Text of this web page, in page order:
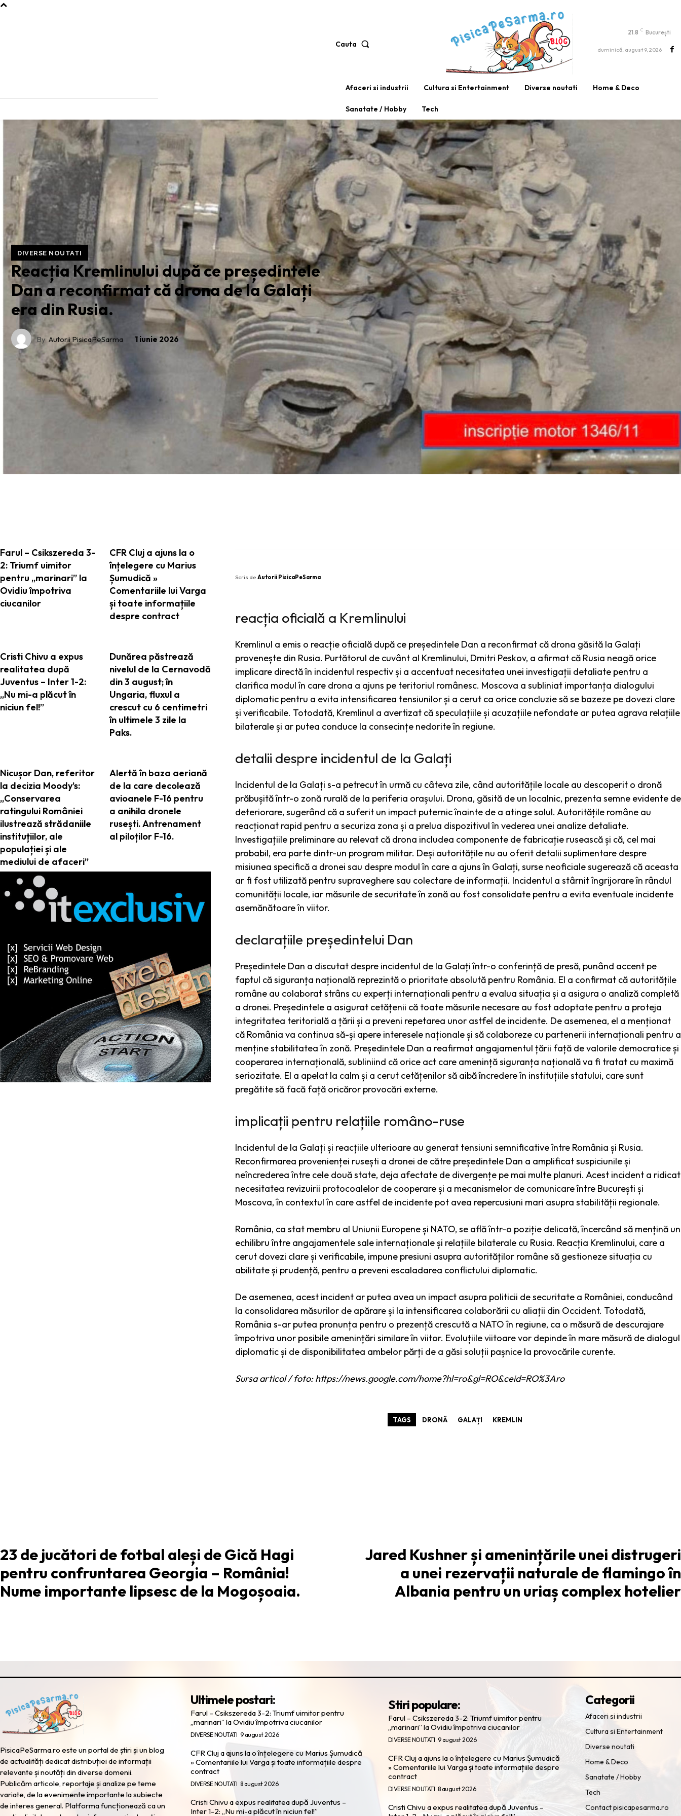
Cauta
21.8 C București
duminică, august 9, 2026
Afaceri si industrii Cultura si Entertainment Diverse noutati Home & Deco
Sanatate / Hobby Tech
DIVERSE NOUTATI
Reacția Kremlinului după ce președintele
Dan a reconfirmat că drona de la Galați
era din Rusia.
By Autorii PisicaPeSarma 1 iunie 2026
Farul – Csikszereda 3-
2: Triumf uimitor
pentru „marinari” la
Ovidiu împotriva
ciucanilor
CFR Cluj a ajuns la o
înțelegere cu Marius
Șumudică »
Comentariile lui Varga
și toate informațiile
despre contract
Cristi Chivu a expus
realitatea după
Juventus – Inter 1-2:
„Nu mi-a plăcut în
niciun fel!”
Dunărea păstrează
nivelul de la Cernavodă
din 3 august; în
Ungaria, fluxul a
crescut cu 6 centimetri
în ultimele 3 zile la
Paks.
Nicușor Dan, referitor
la decizia Moody’s:
„Conservarea
ratingului României
ilustrează strădaniile
instituțiilor, ale
populației și ale
mediului de afaceri”
Alertă în baza aeriană
de la care decolează
avioanele F-16 pentru
a anihila dronele
rusești. Antrenament
al piloților F-16.
Scris de Autorii PisicaPeSarma
reacția oficială a Kremlinului
Kremlinul a emis o reacție oficială după ce președintele Dan a reconfirmat că drona găsită la Galați
provenește din Rusia. Purtătorul de cuvânt al Kremlinului, Dmitri Peskov, a afirmat că Rusia neagă orice
implicare directă în incidentul respectiv și a accentuat necesitatea unei investigații detaliate pentru a
clarifica modul în care drona a ajuns pe teritoriul românesc. Moscova a subliniat importanța dialogului
diplomatic pentru a evita intensificarea tensiunilor și a cerut ca orice concluzie să se bazeze pe dovezi clare
și verificabile. Totodată, Kremlinul a avertizat că speculațiile și acuzațiile nefondate ar putea agrava relațiile
bilaterale și ar putea conduce la consecințe nedorite în regiune.
detalii despre incidentul de la Galați
Incidentul de la Galați s-a petrecut în urmă cu câteva zile, când autoritățile locale au descoperit o dronă
prăbușită într-o zonă rurală de la periferia orașului. Drona, găsită de un localnic, prezenta semne evidente de
deteriorare, sugerând că a suferit un impact puternic înainte de a atinge solul. Autoritățile române au
reacționat rapid pentru a securiza zona și a prelua dispozitivul în vederea unei analize detaliate.
Investigațiile preliminare au relevat că drona includea componente de fabricație rusească și că, cel mai
probabil, era parte dintr-un program militar. Deși autoritățile nu au oferit detalii suplimentare despre
misiunea specifică a dronei sau despre modul în care a ajuns în Galați, surse neoficiale sugerează că aceasta
ar fi fost utilizată pentru supraveghere sau colectare de informații. Incidentul a stârnit îngrijorare în rândul
comunității locale, iar măsurile de securitate în zonă au fost consolidate pentru a evita eventuale incidente
asemănătoare în viitor.
declarațiile președintelui Dan
Președintele Dan a discutat despre incidentul de la Galați într-o conferință de presă, punând accent pe
faptul că siguranța națională reprezintă o prioritate absolută pentru România. El a confirmat că autoritățile
române au colaborat strâns cu experți internaționali pentru a evalua situația și a asigura o analiză completă
a dronei. Președintele a asigurat cetățenii că toate măsurile necesare au fost adoptate pentru a proteja
integritatea teritorială a țării și a preveni repetarea unor astfel de incidente. De asemenea, el a menționat
că România va continua să-și apere interesele naționale și să colaboreze cu partenerii internaționali pentru a
menține stabilitatea în zonă. Președintele Dan a reafirmat angajamentul țării față de valorile democratice și
cooperarea internațională, subliniind că orice act care amenință siguranța națională va fi tratat cu maximă
seriozitate. El a apelat la calm și a cerut cetățenilor să aibă încredere în instituțiile statului, care sunt
pregătite să facă față oricăror provocări externe.
implicații pentru relațiile româno-ruse
Incidentul de la Galați și reacțiile ulterioare au generat tensiuni semnificative între România și Rusia.
Reconfirmarea provenienței rusești a dronei de către președintele Dan a amplificat suspiciunile și
neîncrederea între cele două state, deja afectate de divergențe pe mai multe planuri. Acest incident a ridicat
necesitatea revizuirii protocoalelor de cooperare și a mecanismelor de comunicare între București și
Moscova, în contextul în care astfel de incidente pot avea repercusiuni mari asupra stabilității regionale.
România, ca stat membru al Uniunii Europene și NATO, se află într-o poziție delicată, încercând să mențină un
echilibru între angajamentele sale internaționale și relațiile bilaterale cu Rusia. Reacția Kremlinului, care a
cerut dovezi clare și verificabile, impune presiuni asupra autorităților române să gestioneze situația cu
abilitate și prudență, pentru a preveni escaladarea conflictului diplomatic.
De asemenea, acest incident ar putea avea un impact asupra politicii de securitate a României, conducând
la consolidarea măsurilor de apărare și la intensificarea colaborării cu aliații din Occident. Totodată,
România s-ar putea pronunța pentru o prezență crescută a NATO în regiune, ca o măsură de descurajare
împotriva unor posibile amenințări similare în viitor. Evoluțiile viitoare vor depinde în mare măsură de dialogul
diplomatic și de disponibilitatea ambelor părți de a găsi soluții pașnice la provocările curente.
Sursa articol / foto: https://news.google.com/home?hl=ro&gl=RO&ceid=RO%3Aro
TAGS DRONĂ GALAȚI KREMLIN
23 de jucători de fotbal aleși de Gică Hagi
pentru confruntarea Georgia – România!
Nume importante lipsesc de la Mogoșoaia.
Jared Kushner și amenințările unei distrugeri
a unei rezervații naturale de flamingo în
Albania pentru un uriaș complex hotelier
PisicaPeSarma.ro este un portal de știri și un blog
de actualități dedicat distribuției de informații
relevante și noutăți din diverse domenii.
Publicăm articole, reportaje și analize pe teme
variate, de la evenimente importante la subiecte
de interes general. Platforma funcționează ca un
Ultimele postari:
Farul – Csikszereda 3-2: Triumf uimitor pentru
„marinari” la Ovidiu împotriva ciucanilor
DIVERSE NOUTATI 9 august 2026
CFR Cluj a ajuns la o înțelegere cu Marius Șumudică
» Comentariile lui Varga și toate informațiile despre
contract
DIVERSE NOUTATI 8 august 2026
Cristi Chivu a expus realitatea după Juventus –
Inter 1-2: „Nu mi-a plăcut în niciun fel!”
Stiri populare:
Farul – Csikszereda 3-2: Triumf uimitor pentru
„marinari” la Ovidiu împotriva ciucanilor
DIVERSE NOUTATI 9 august 2026
CFR Cluj a ajuns la o înțelegere cu Marius Șumudică
» Comentariile lui Varga și toate informațiile despre
contract
DIVERSE NOUTATI 8 august 2026
Cristi Chivu a expus realitatea după Juventus –
Categorii
Afaceri si industrii
Cultura si Entertainment
Diverse noutati
Home & Deco
Sanatate / Hobby
Tech
Contact pisicapesarma.ro